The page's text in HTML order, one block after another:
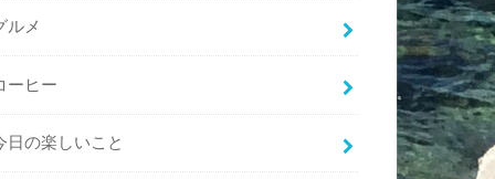
ルメ
ーヒー
日の楽しいこと